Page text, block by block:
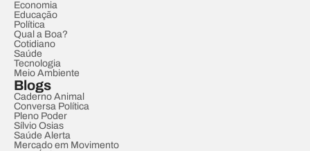
Economia
Educação
Política
Qual a Boa?
Cotidiano
Saúde
Tecnologia
Meio Ambiente
Blogs
Caderno Animal
Conversa Política
Pleno Poder
Sílvio Osias
Saúde Alerta
Mercado em Movimento